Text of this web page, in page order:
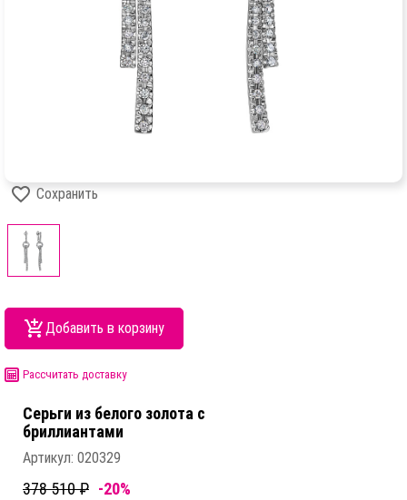
Сохранить
Добавить в корзину
Рассчитать доставку
Серьги из белого золота c
бриллиантами
Артикул: 020329
378 510 ₽ -20%